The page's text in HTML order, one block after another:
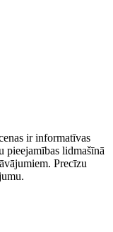
ir ​informatīvas
pieejamības lidmašīnā
Precīzu